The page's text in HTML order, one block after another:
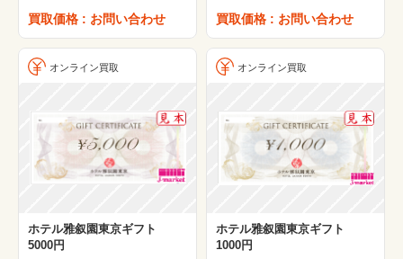
買取価格 : お問い合わせ 買取価格 : お問い合わせ
オンライン買取
ホテル雅叙園東京ギフト
5000円
オンライン買取
ホテル雅叙園東京ギフト
1000円